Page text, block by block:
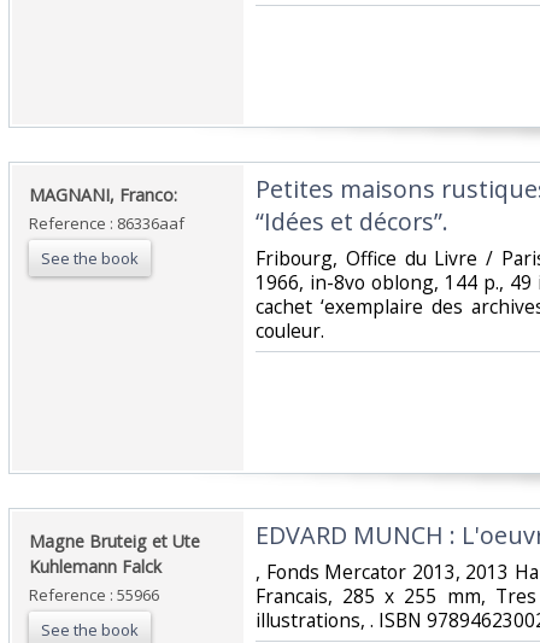
‎MAGNANI, Franco:‎
Reference : 86336aaf
See the book
‎Petites maisons
“Idées et décors”.‎
‎Fribourg, Office du Livre /
1966, in-8vo oblong, 144 p.,
cachet ‘exemplaire des
couleur.‎
‎Magne Bruteig et Ute
Kuhlemann Falck‎
Reference : 55966
See the book
‎EDVARD MUNCH :
‎, Fonds Mercator 2013, 2013
Francais, 285 x 255 mm,
illustrations, . ISBN